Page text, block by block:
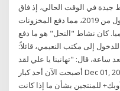
جيدة في الوقت الحالي، إذ فاق
إنتاج النفط الطلب في النصف الأول من 2019، مما دفع المخزونات
ألف برميل يوميا. كان نشاط "النحل" هو ما دفع
إلى مكتب النعيمي، قائلاً:
ساعة، قال: "تهانينا يا علي لقد
أصبحت الآن أحد كبار Dec 01, 2020 · هبطت أسعار النفط الخام، الاثنين،
للمنتجين بشأن ما إذا كانت